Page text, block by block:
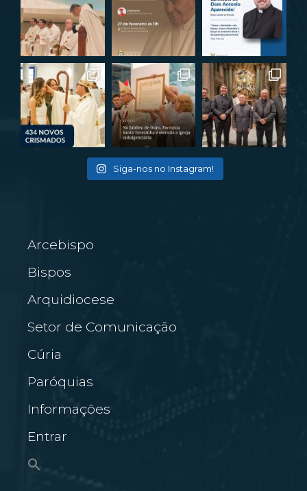
Siga-nos no Instagram!
Arcebispo
Bispos
Arquidiocese
Setor de Comunicação
Cúria
Paróquias
Informações
Entrar